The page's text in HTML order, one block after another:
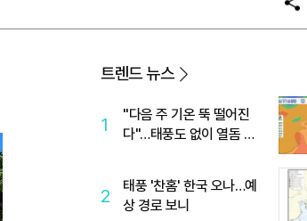
공
트렌드 뉴스
1
"다음 주 기온 뚝 떨어진
다"…태풍도 없이 열돔 박
2
태풍 '찬홈' 한국 오나…예
상 경로 보니